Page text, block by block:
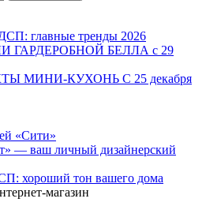
главные тренды 2026
ГАРДЕРОБНОЙ БЕЛЛА с 29
МИНИ-КУХОНЬ С 25 декабря
«Сити»
— ваш личный дизайнерский
хороший тон вашего дома
магазин